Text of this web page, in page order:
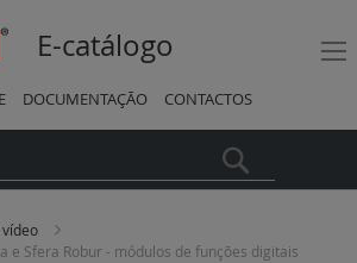
E-catálogo
DOCUMENTAÇÃO CONTACTOS
e Sfera Robur - módulos de funções digitais